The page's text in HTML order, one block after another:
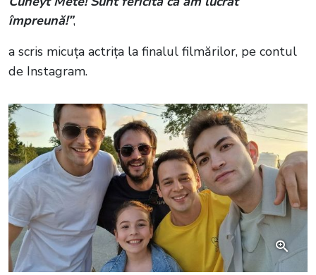
împreună!”,
a scris micuța actrița la finalul filmărilor, pe contul
de Instagram.